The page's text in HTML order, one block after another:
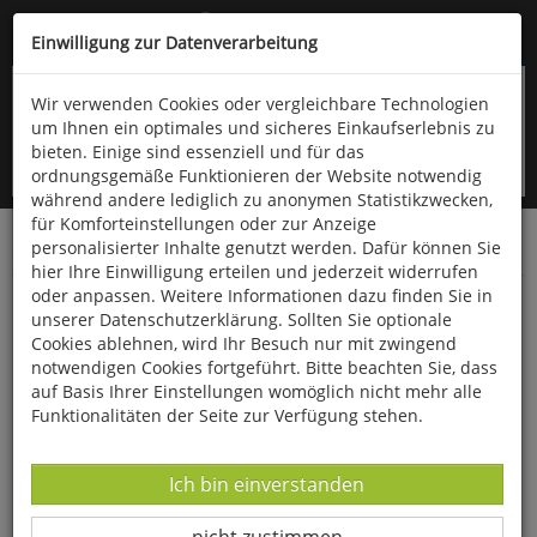
Kompletten Head der Seite überspringen
oder (06766) 9323-960
Startseite Bücher Geschichte 15.-19. Jahrhundert
Der Dreißigjährige Krieg
Einwilligung zur Datenverarbeitung
Wir verwenden Cookies oder vergleichbare Technologien
um Ihnen ein optimales und sicheres Einkaufserlebnis zu
bieten. Einige sind essenziell und für das
ordnungsgemäße Funktionieren der Website notwendig
während andere lediglich zu anonymen Statistikzwecken,
für Komforteinstellungen oder zur Anzeige
personalisierter Inhalte genutzt werden. Dafür können Sie
hier Ihre Einwilligung erteilen und jederzeit widerrufen
oder anpassen. Weitere Informationen dazu finden Sie in
unserer Datenschutzerklärung. Sollten Sie optionale
Cookies ablehnen, wird Ihr Besuch nur mit zwingend
notwendigen Cookies fortgeführt. Bitte beachten Sie, dass
auf Basis Ihrer Einstellungen womöglich nicht mehr alle
Funktionalitäten der Seite zur Verfügung stehen.
Datenverarbeitung -
Ich bin einverstanden